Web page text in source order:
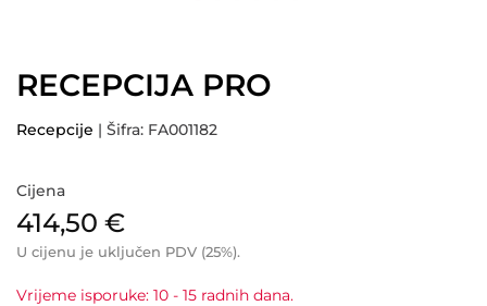
RECEPCIJA PRO
Recepcije | Šifra: FA001182
Cijena
414,50 €
U cijenu je uključen PDV (25%).
Vrijeme isporuke: 10 - 15 radnih dana.